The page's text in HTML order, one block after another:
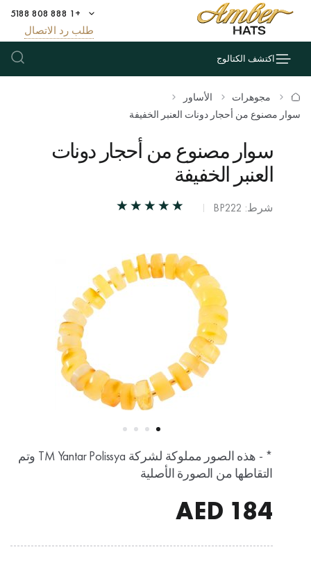
+1 888 808 5188
طلب رد الاتصال
اكتشف الكتالوج
مجوهرات
الأساور
سوار مصنوع من أحجار دونات العنبر الخفيفة
سوار مصنوع من أحجار دونات
العنبر الخفيفة
شرط: BP222
* - هذه الصور مملوكة لشركة TM Yantar Polissya وتم
التقاطها من الصورة الأصلية
184